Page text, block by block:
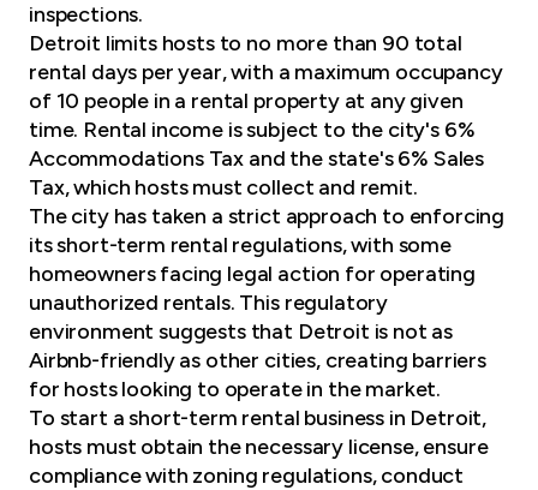
inspections.
Detroit limits hosts to no more than 90 total
rental days per year, with a maximum occupancy
of 10 people in a rental property at any given
time. Rental income is subject to the city's 6%
Accommodations Tax and the state's 6% Sales
Tax, which hosts must collect and remit.
The city has taken a strict approach to enforcing
its short-term rental regulations, with some
homeowners facing legal action for operating
unauthorized rentals. This regulatory
environment suggests that Detroit is not as
Airbnb-friendly as other cities, creating barriers
for hosts looking to operate in the market.
To start a short-term rental business in Detroit,
hosts must obtain the necessary license, ensure
compliance with zoning regulations, conduct